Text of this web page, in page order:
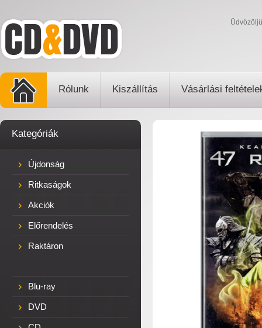
Rólunk Kiszállítás Vásárlási
Kategóriák
Újdonság
Ritkaságok
Akciók
Előrendelés
Raktáron
Blu-ray
DVD